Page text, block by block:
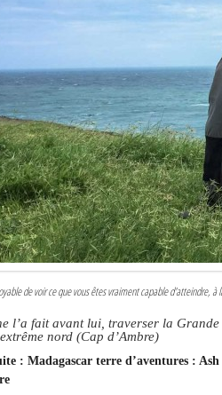
de voir ce que vous êtes vraiment capable d'atteindre,
l’a fait avant lui, traverser la
nord (Cap d’Ambre)
: Madagascar terre d’aventures :